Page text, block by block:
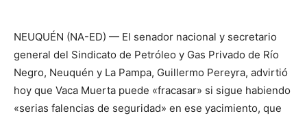
NEUQUÉN (NA-ED) — El senador nacional y secretario
general del Sindicato de Petróleo y Gas Privado de Río
Negro, Neuquén y La Pampa, Guillermo Pereyra, advirtió
hoy que Vaca Muerta puede «fracasar» si sigue habiendo
«serias falencias de seguridad» en ese yacimiento, que